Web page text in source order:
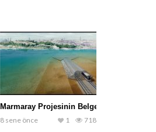
Marmaray Projesinin Belgeseli
8 sene önce
718
1